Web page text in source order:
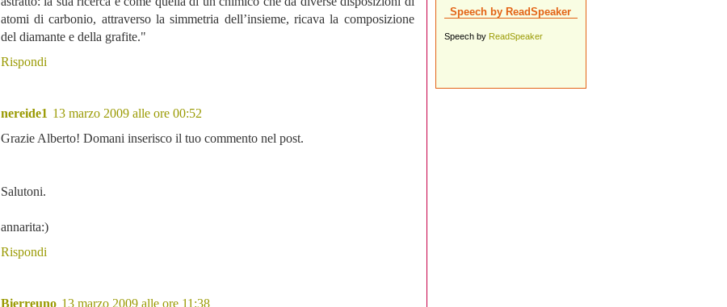
Speech by ReadSpeaker
Speech by ReadSpeaker
atomi di carbonio, attraverso la simmetria dell’insieme, ricava la composizione
del diamante e della grafite."
Rispondi
nereide1 13 marzo 2009 alle ore 00:52
Grazie Alberto! Domani inserisco il tuo commento nel post.
Salutoni.
annarita:)
Rispondi
Bierreuno 13 marzo 2009 alle ore 11:38